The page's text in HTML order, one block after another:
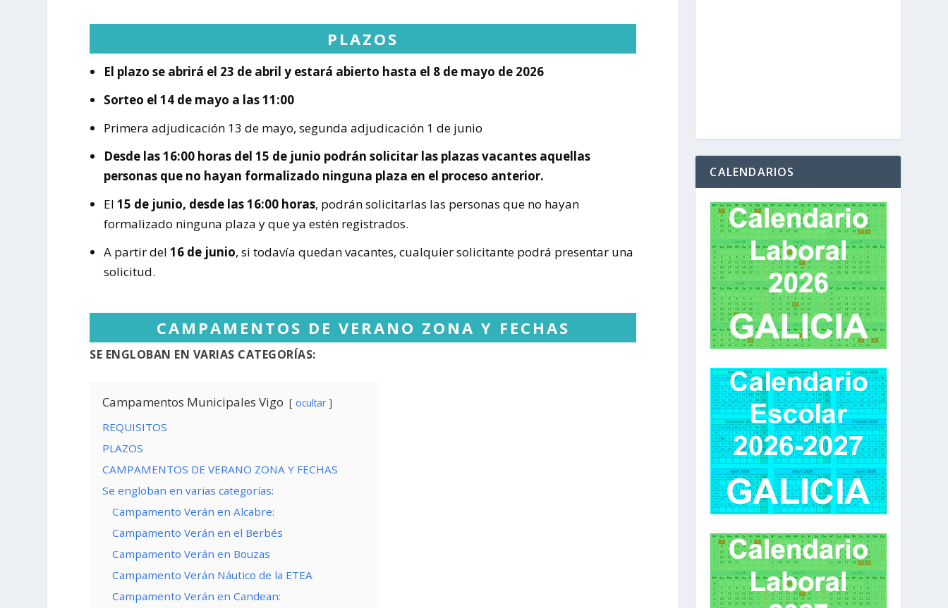
PLAZOS
El plazo se abrirá el 23 de abril y estará abierto hasta el 8 de mayo de 2026
Sorteo el 14 de mayo a las 11:00
Primera adjudicación 13 de mayo, segunda adjudicación 1 de junio
Desde las 16:00 horas del 15 de junio podrán solicitar las plazas vacantes aquellas
personas que no hayan formalizado ninguna plaza en el proceso anterior.
El 15 de junio, desde las 16:00 horas, podrán solicitarlas las personas que no hayan
formalizado ninguna plaza y que ya estén registrados.
A partir del 16 de junio, si todavía quedan vacantes, cualquier solicitante podrá presentar una
solicitud.
CAMPAMENTOS DE VERANO ZONA Y FECHAS
SE ENGLOBAN EN VARIAS CATEGORÍAS:
Campamentos Municipales Vigo ocultar
REQUISITOS
PLAZOS
CAMPAMENTOS DE VERANO ZONA Y FECHAS
Se engloban en varias categorías:
Campamento Verán en Alcabre:
Campamento Verán en el Berbés
Campamento Verán en Bouzas
Campamento Verán Náutico de la ETEA
Campamento Verán en Candean:
CALENDARIOS